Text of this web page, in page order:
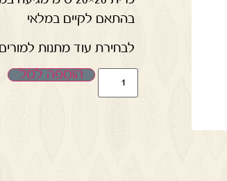
בהתאם לקיים במלאי
לבחירת עוד מתנות
הוספה לסל